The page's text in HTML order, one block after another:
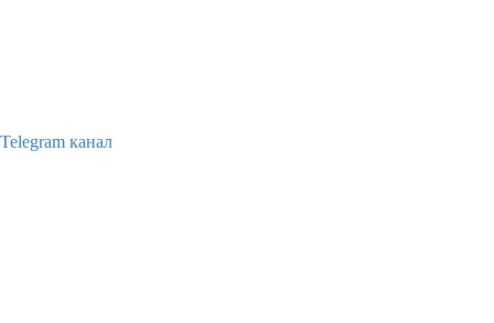
Telegram канал